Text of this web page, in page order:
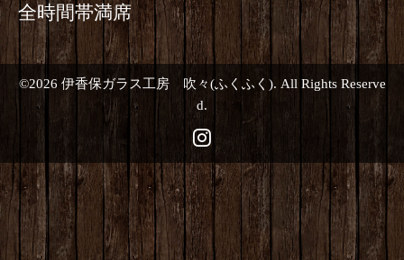
全時間帯満席
©2026 伊香保ガラス工房 吹々(ふくふく). All Rights Reserve
d.